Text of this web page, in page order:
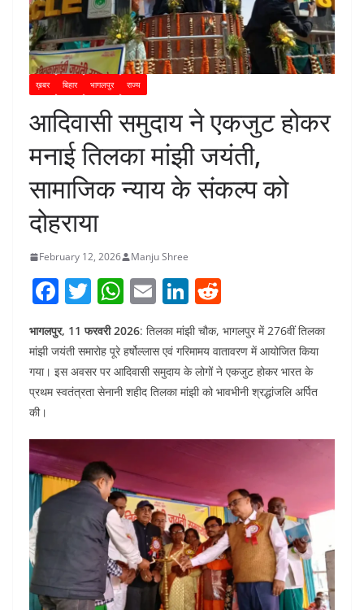
ख़बर बिहार भागलपुर राज्य
आदिवासी समुदाय ने एकजुट होकर
मनाई तिलका मांझी जयंती,
सामाजिक न्याय के संकल्प को
दोहराया
February 12, 2026 Manju Shree
F
c
e
b
o
k
T
w
itt
er
W
at
s
A
p
E
ai
l
Li
n
k
e
dI
d
di
t
भागलपुर, 11 फरवरी 2026: तिलका मांझी चौक, भागलपुर में 276वीं तिलका
मांझी जयंती समारोह पूरे हर्षोल्लास एवं गरिमामय वातावरण में आयोजित किया
गया। इस अवसर पर आदिवासी समुदाय के लोगों ने एकजुट होकर भारत के
प्रथम स्वतंत्रता सेनानी शहीद तिलका मांझी को भावभीनी श्रद्धांजलि अर्पित
की।